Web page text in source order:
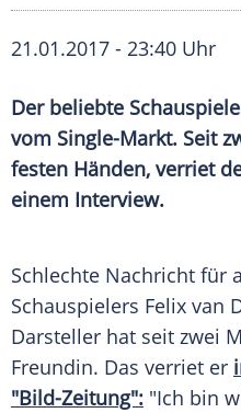
21.01.2017 - 23:40 Uhr
Der beliebte
vom Single-Markt. Seit
festen Händen, verriet
einem Interview.
Schlechte Nachricht für
Schauspielers Felix van
Darsteller hat seit zwei
Freundin. Das verriet er
"Bild-Zeitung": "Ich bin